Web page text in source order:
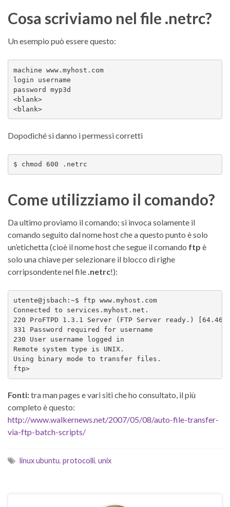
Cosa scriviamo nel file .netrc?
Un esempio può essere questo:
machine www.myhost.com
login username
password myp3d
<blank>
<blank>
Dopodiché si danno i permessi corretti
$ chmod 600 .netrc
Come utilizziamo il comando?
Da ultimo proviamo il comando; si invoca solamente il
comando seguito dal nome host che a questo punto è solo
un’etichetta (cioè il nome host che segue il comando ftp è
solo una chiave per selezionare il blocco di righe
corripsondente nel file .netrc!):
utente@jsbach:~$ ftp www.myhost.com
Connected to services.myhost.net.
220 ProFTPD 1.3.1 Server (FTP Server ready.)
331 Password required for username
230 User username logged in
Remote system type is UNIX.
Using binary mode to transfer files.
ftp>
Fonti:tra man pages e vari siti che ho consultato, il più
completo è questo:
http://www.walkernews.net/2007/05/08/auto-file-transfer-
via-ftp-batch-scripts/
linux ubuntu, protocolli, unix